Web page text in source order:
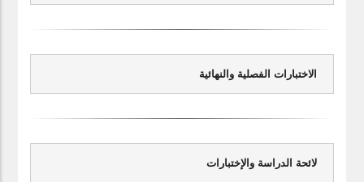
الاختبارات الفصلية والنهائية
لائحة الدراسة والإختبارات